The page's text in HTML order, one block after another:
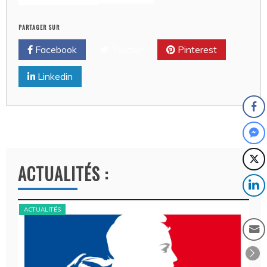
PARTAGER SUR
Facebook Pinterest
Linkedin
ACTUALITÉS :
ACTUALITÉS